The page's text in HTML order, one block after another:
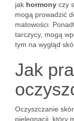
jak hormony czy
mogą prowadzić
matowości.
tarczycy, mogą
tym na wygląd
Jak
Oczyszczanie
pielęgnacji, który